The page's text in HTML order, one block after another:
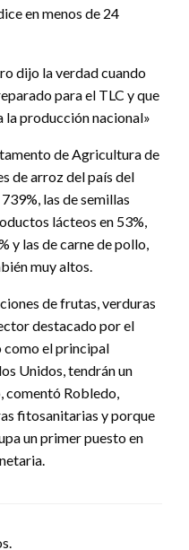
en menos de 24
dijo la verdad cuando
para el TLC y que
la producción nacional»
de Agricultura de
de arroz del país del
las de semillas
lácteos en 53%,
y las de carne de pollo,
muy altos.
de frutas, verduras
destacado por el
como el principal
Unidos, tendrán un
comentó Robledo,
fitosanitarias y porque
un primer puesto en